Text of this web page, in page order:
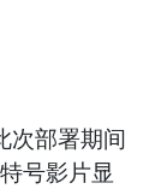
次部署期间
号影片显